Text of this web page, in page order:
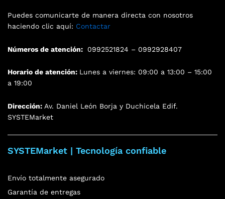
Puedes comunicarte de manera directa con nosotros
haciendo clic aquí: Contactar
Números de atención: 0992521824 – 0992928407
Horario de atención: Lunes a viernes: 09:00 a 13:00 – 15:00
a 19:00
Dirección: Av. Daniel León Borja y Duchicela Edif.
SYSTEMarket
SYSTEMarket | Tecnología confiable
Envío totalmente asegurado
Garantía de entregas